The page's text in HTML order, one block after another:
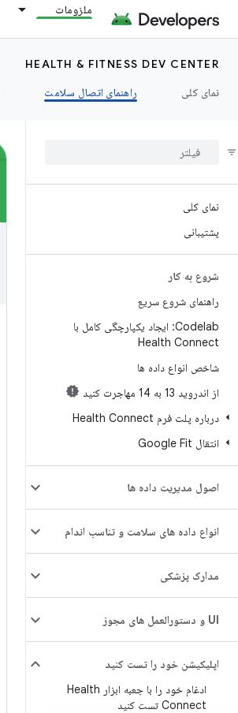
ملزومات
HEALTH & FITNESS DEV CENTER
نمای کلی
راهنمای اتصال سلامت
نمای کلی
پشتیبانی
شروع به کار
راهنمای شروع سریع
Codelab: ایجاد یکپارچگی کامل با
Health Connect
شاخص انواع داده ها
از اندروید 13 به 14 مهاجرت کنید
درباره پلت فرم Health Connect
انتقال Google Fit
اصول مدیریت داده ها
انواع داده های سلامت و تناسب اندام
مدارک پزشکی
UI و دستورالعمل های مجوز
اپلیکیشن خود را تست کنید
ادغام خود را با جعبه ابزار Health
Connect تست کنید